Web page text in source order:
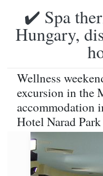
✔️ Spa
Hungary,
Wellness
excursion in the
accommodation
Hotel Narad Park